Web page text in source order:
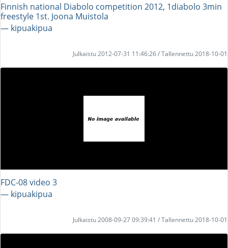
Finnish national Diabolo competition 2012, 1diabolo 3min
freestyle 1st. Joona Muistola
― kipuakipua
Julkaistu 2012-07-31 11:46:26 / Tallennettu 2018-10-01
FDC-08 video 3
― kipuakipua
Julkaistu 2008-09-27 09:39:41 / Tallennettu 2018-10-01